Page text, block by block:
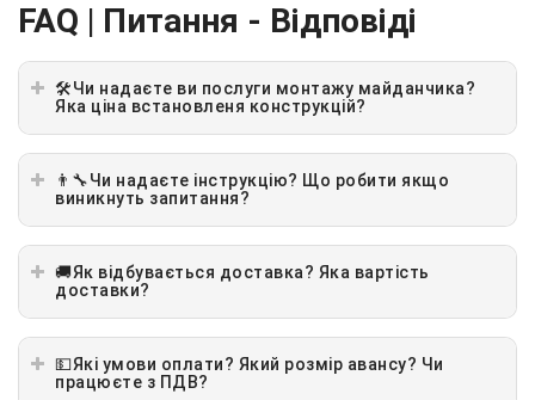
FAQ | Питання - Відповіді
🛠Чи надаєте ви послуги монтажу майданчика?
Яка ціна встановленя конструкцій?
👨‍🔧Чи надаєте інструкцію? Що робити якщо
виникнуть запитання?
🚚Як відбувається доставка? Яка вартість
доставки?
💵Які умови оплати? Який розмір авансу? Чи
працюєте з ПДВ?